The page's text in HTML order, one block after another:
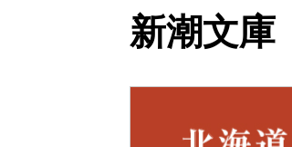
新潮文庫